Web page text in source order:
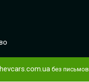
hevcars.com.ua без